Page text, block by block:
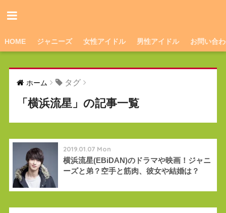
HOME ジャニーズ 女性アイドル 男性アイドル お問い合
ホーム タグ
「横浜流星」の記事一覧
2019.01.07 Mon
横浜流星(EBiDAN)のドラマや映画！ジャニ
ーズと弟？空手と筋肉、彼女や結婚は？